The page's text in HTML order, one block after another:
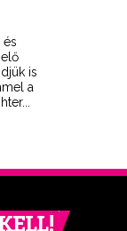
és
is
a